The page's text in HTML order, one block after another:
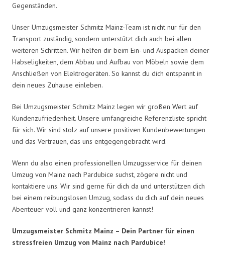
Gegenständen.
Unser Umzugsmeister Schmitz Mainz-Team ist nicht nur für den
Transport zuständig, sondern unterstützt dich auch bei allen
weiteren Schritten. Wir helfen dir beim Ein- und Auspacken deiner
Habseligkeiten, dem Abbau und Aufbau von Möbeln sowie dem
Anschließen von Elektrogeräten. So kannst du dich entspannt in
dein neues Zuhause einleben.
Bei Umzugsmeister Schmitz Mainz legen wir großen Wert auf
Kundenzufriedenheit. Unsere umfangreiche Referenzliste spricht
für sich. Wir sind stolz auf unsere positiven Kundenbewertungen
und das Vertrauen, das uns entgegengebracht wird.
Wenn du also einen professionellen Umzugsservice für deinen
Umzug von Mainz nach Pardubice suchst, zögere nicht und
kontaktiere uns. Wir sind gerne für dich da und unterstützen dich
bei einem reibungslosen Umzug, sodass du dich auf dein neues
Abenteuer voll und ganz konzentrieren kannst!
Umzugsmeister Schmitz Mainz – Dein Partner für einen
stressfreien Umzug von Mainz nach Pardubice!